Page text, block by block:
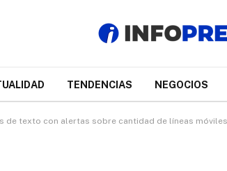
TENDENCIAS NEGOCIOS
de texto con alertas sobre cantidad de líneas